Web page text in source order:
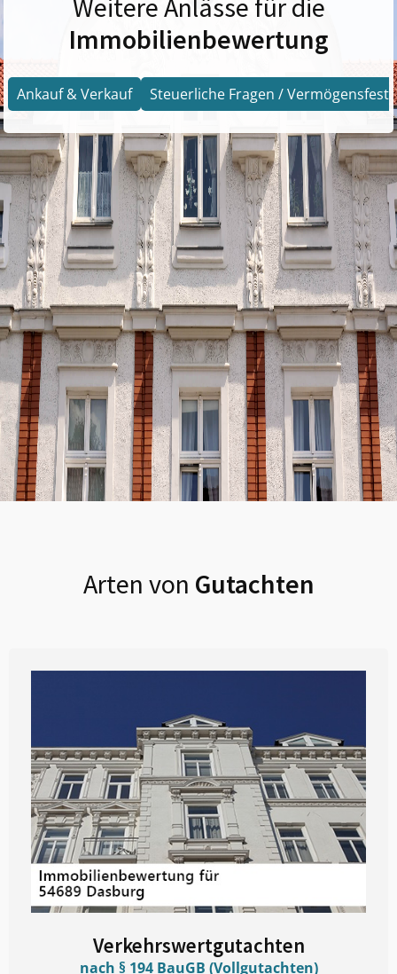
Weitere Anlässe für die
Immobilienbewertung
Ankauf & Verkauf Steuerliche Fragen /
Arten von Gutachten
Verkehrswertgutachten
nach § 194 BauGB (Vollgutachten)